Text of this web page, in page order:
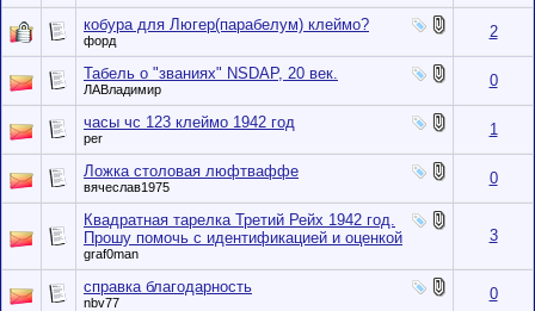
кобура для Люгер(парабелум) клеймо?
форд 2
Табель о "званиях" NSDAP, 20 век.
ЛАВладимир 0
часы чс 123 клеймо 1942 год
per 1
Ложка столовая люфтваффе
вячеслав1975 0
Квадратная тарелка Третий Рейх 1942 год.
Прошу помочь с идентификацией и оценкой
graf0man
3
справка благодарность
nbv77 0